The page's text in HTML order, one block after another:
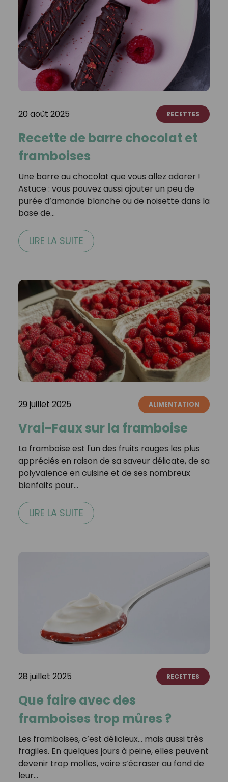
20 août 2025 RECETTES
Recette de barre chocolat et
framboises
Une barre au chocolat que vous allez adorer !
Astuce : vous pouvez aussi ajouter un peu de
purée d’amande blanche ou de noisette dans la
base de…
LIRE LA SUITE
29 juillet 2025 ALIMENTATION
Vrai-Faux sur la framboise
La framboise est l'un des fruits rouges les plus
appréciés en raison de sa saveur délicate, de sa
polyvalence en cuisine et de ses nombreux
bienfaits pour…
LIRE LA SUITE
28 juillet 2025 RECETTES
Que faire avec des
framboises trop mûres ?
Les framboises, c’est délicieux… mais aussi très
fragiles. En quelques jours à peine, elles peuvent
devenir trop molles, voire s’écraser au fond de
leur…